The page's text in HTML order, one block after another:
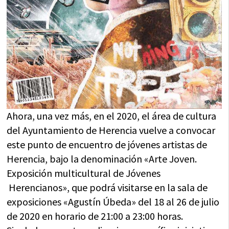
Ahora, una vez más, en el 2020, el área de cultura
del Ayuntamiento de Herencia vuelve a convocar
este punto de encuentro de jóvenes artistas de
Herencia, bajo la denominación «Arte Joven.
Exposición multicultural de Jóvenes
Herencianos», que podrá visitarse en la sala de
exposiciones «Agustín Úbeda» del 18 al 26 de julio
de 2020 en horario de 21:00 a 23:00 horas.